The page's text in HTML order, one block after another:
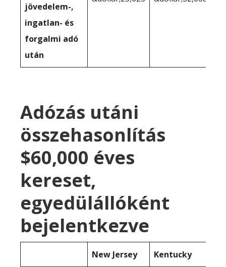
jövedelem-,
ingatlan- és
forgalmi adó
után
Adózás utáni
összehasonlítás
$60,000 éves
kereset,
egyedülállóként
bejelentkezve
New Jersey Kentucky